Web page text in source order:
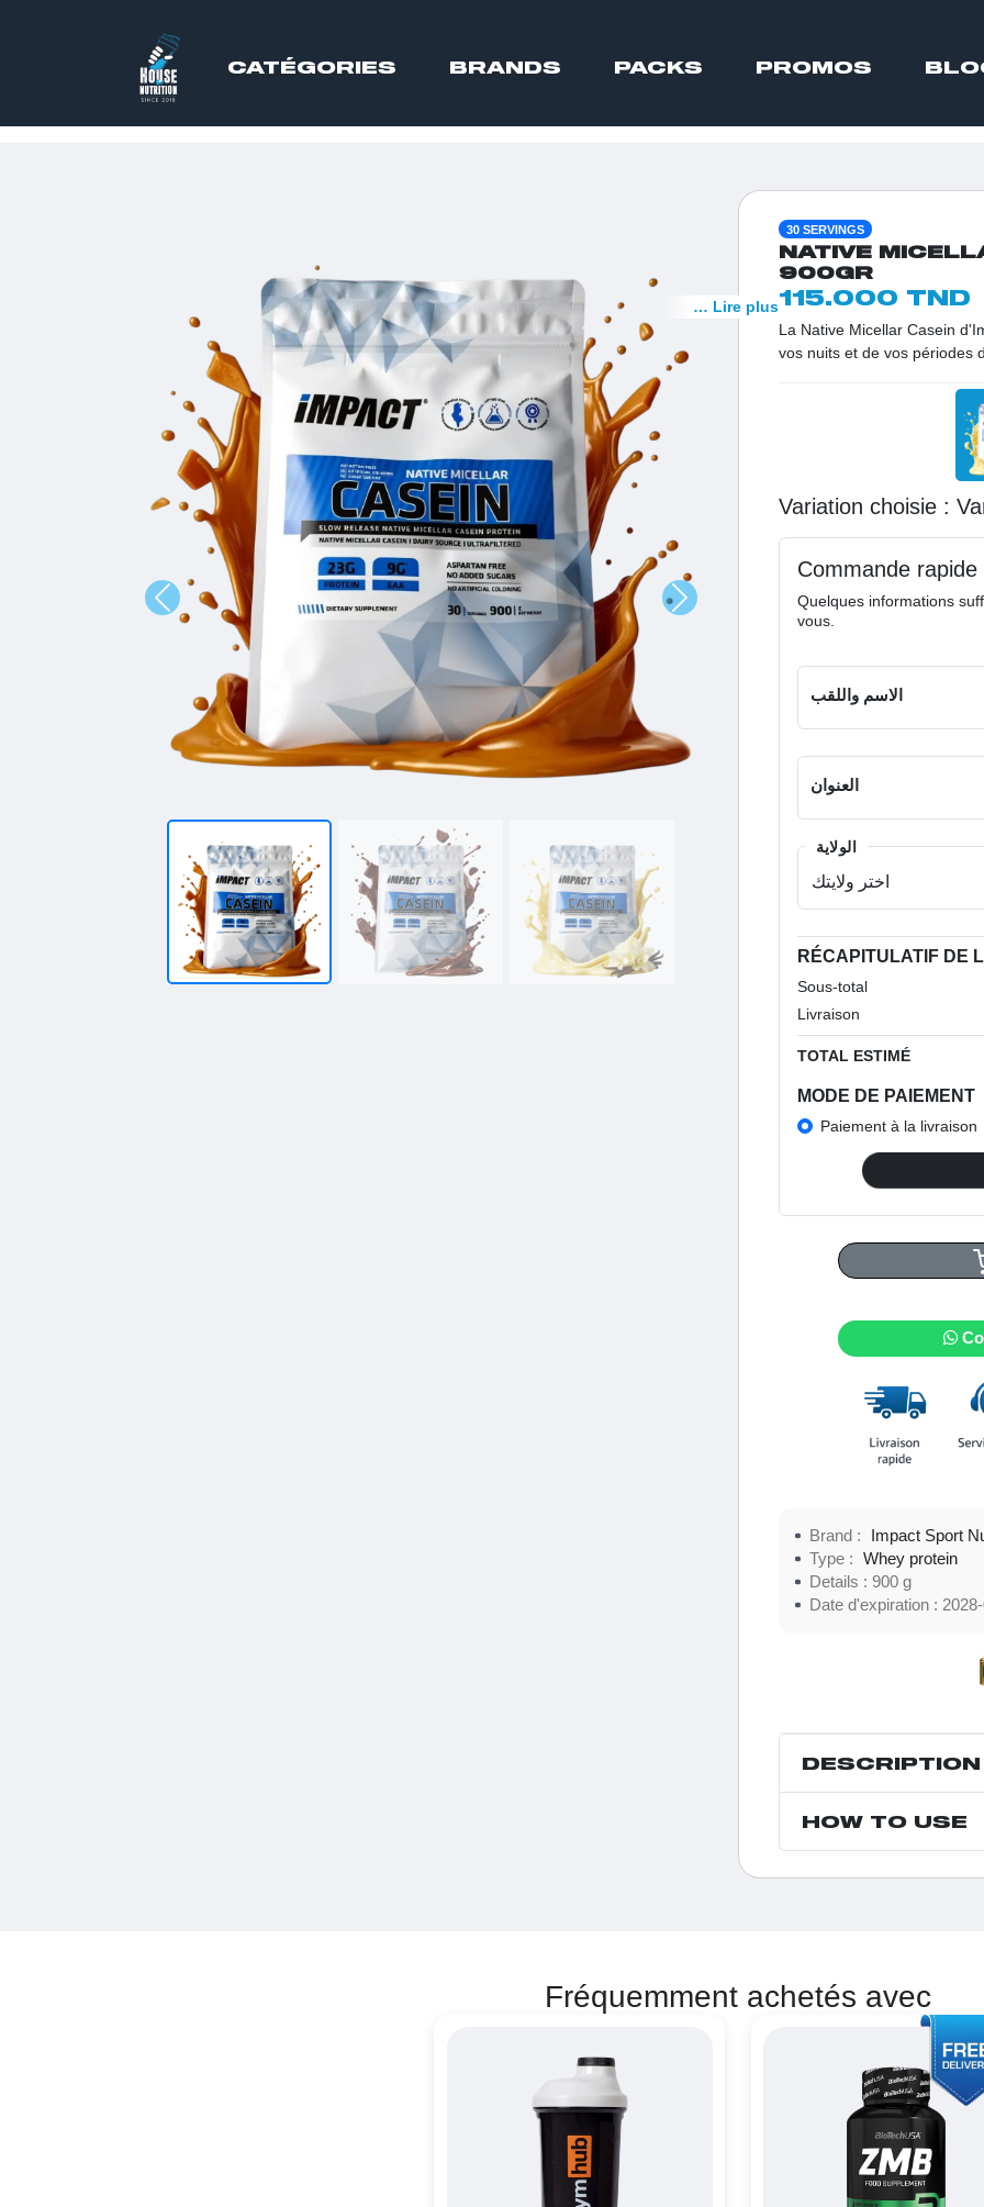
CATÉGORIES BRANDS PACKS PROMOS
30 SERVINGS
NATIVE
900GR
115.000 TND
La Native Micellar Casein
vos nuits et de vos périodes
de filtration douce, cette
optimale et progressive des
même sans apport
… Lire plus
Variation choisie :
Commande rapide
Quelques informations
vous.
الاسم واللقب
العنوان
الولاية
RÉCAPITULATIF DE
Sous-total
Livraison
TOTAL ESTIMÉ
MODE DE PAIEMENT
Paiement à la livraison
Brand :
Impact Sport
Type :
Whey protein
Details :
900 g
Date d'expiration :
DESCRIPTION
HOW TO USE
Fréquemment achetés avec